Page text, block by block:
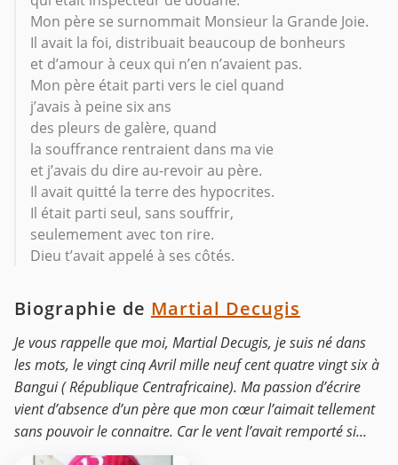
Mon père se surnommait Monsieur la Grande Joie.
Il avait la foi, distribuait beaucoup de bonheurs
et d’amour à ceux qui n’en n’avaient pas.
Mon père était parti vers le ciel quand
j’avais à peine six ans
des pleurs de galère, quand
la souffrance rentraient dans ma vie
et j’avais du dire au-revoir au père.
Il avait quitté la terre des hypocrites.
Il était parti seul, sans souffrir,
seulemement avec ton rire.
Dieu t’avait appelé à ses côtés.
Biographie de Martial Decugis
Je vous rappelle que moi, Martial Decugis, je suis né dans
les mots, le vingt cinq Avril mille neuf cent quatre vingt six à
Bangui ( République Centrafricaine). Ma passion d’écrire
vient d’absence d’un père que mon cœur l’aimait tellement
sans pouvoir le connaitre. Car le vent l’avait remporté si...